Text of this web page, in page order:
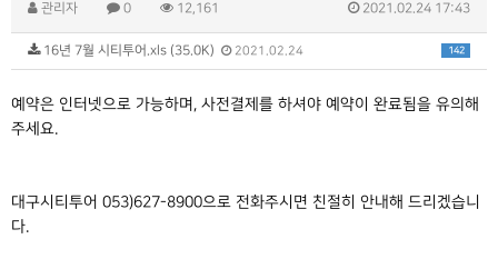
관리자 0 12,161 2021.02.24 17:43
142
16년 7월 시티투어.xls (35.0K) 2021.02.24
예약은 인터넷으로 가능하며, 사전결제를 하셔야 예약이 완료됨을 유의해
주세요.
대구시티투어 053)627-8900으로 전화주시면 친절히 안내해 드리겠습니
다.